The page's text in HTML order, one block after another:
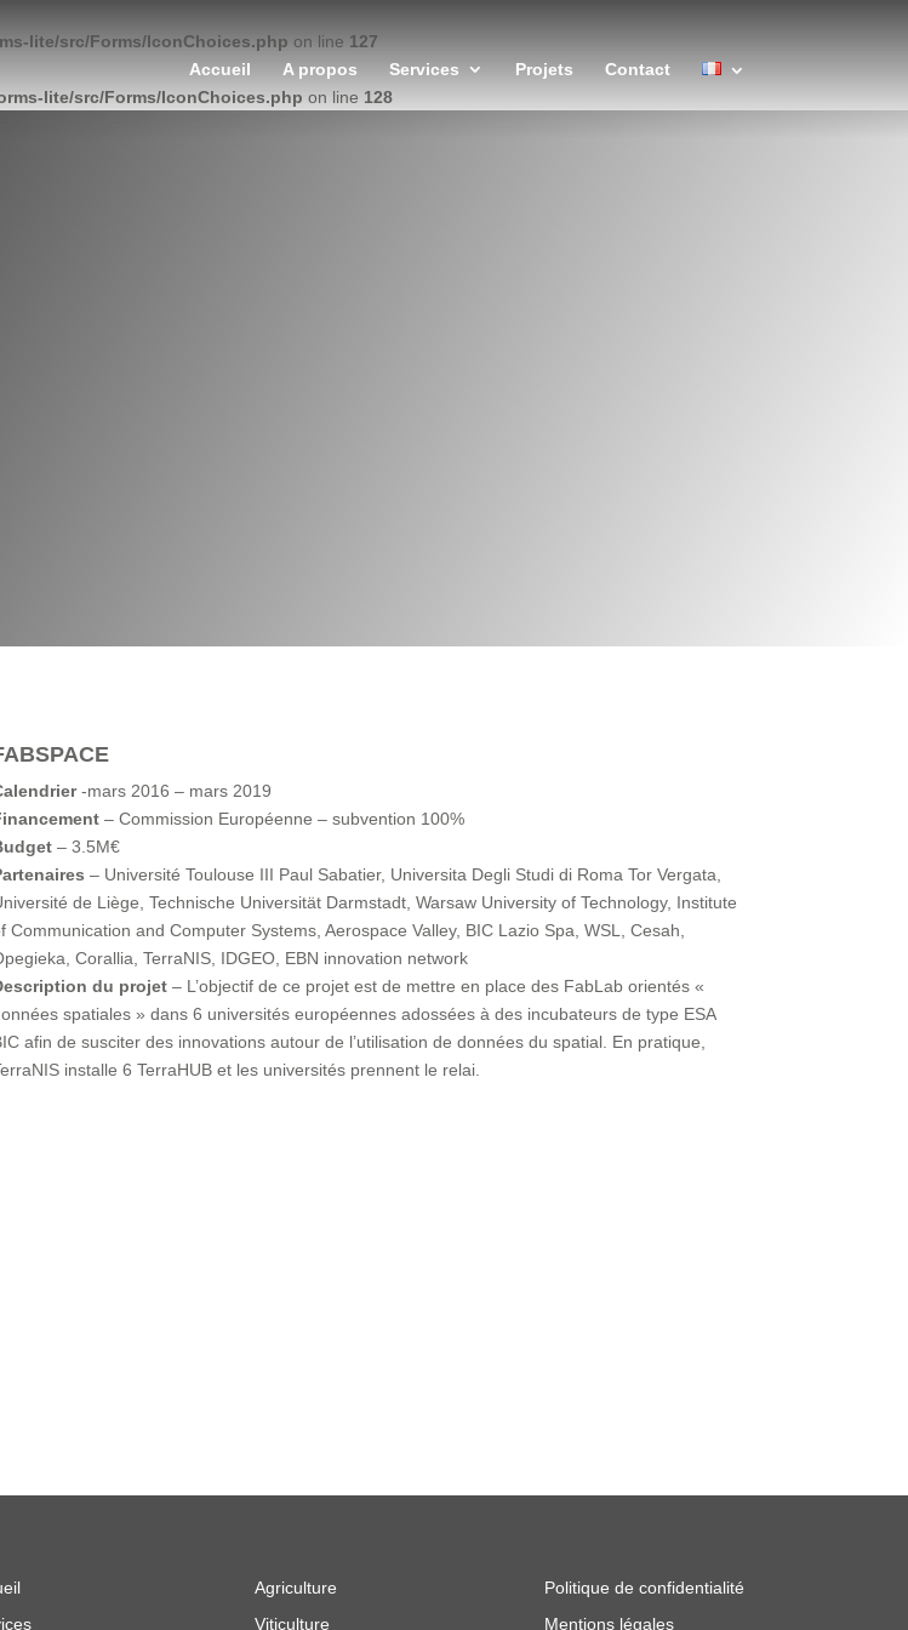
lite/src/Forms/IconChoices.php on line 127
lite/src/Forms/IconChoices.php on line 128
Accueil A propos Services Projets Contact
-mars 2016 – mars 2019
– Commission Européenne – subvention 100%
– 3.5M€
– Université Toulouse III Paul Sabatier, Universita Degli Studi di Roma Tor Vergata,
de Liège, Technische Universität Darmstadt, Warsaw University of Technology, Institute
Communication and Computer Systems, Aerospace Valley, BIC Lazio Spa, WSL, Cesah,
Corallia, TerraNIS, IDGEO, EBN innovation network
du projet – L’objectif de ce projet est de mettre en place des FabLab orientés «
spatiales » dans 6 universités européennes adossées à des incubateurs de type ESA
afin de susciter des innovations autour de l’utilisation de données du spatial. En pratique,
installe 6 TerraHUB et les universités prennent le relai.
Agriculture
Viticulture
Politique de confidentialité
Mentions légales